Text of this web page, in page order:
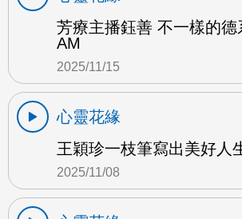
芳療主播鈺善 不一樣的德
AM
2025/11/15
心靈花緣
王穎珍一枝筆寫出美好人
2025/11/08